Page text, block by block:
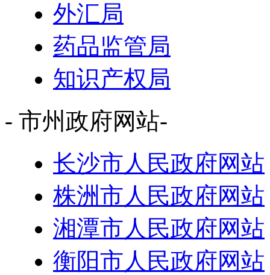
外汇局
药品监管局
知识产权局
- 市州政府网站-
长沙市人民政府网站
株洲市人民政府网站
湘潭市人民政府网站
衡阳市人民政府网站